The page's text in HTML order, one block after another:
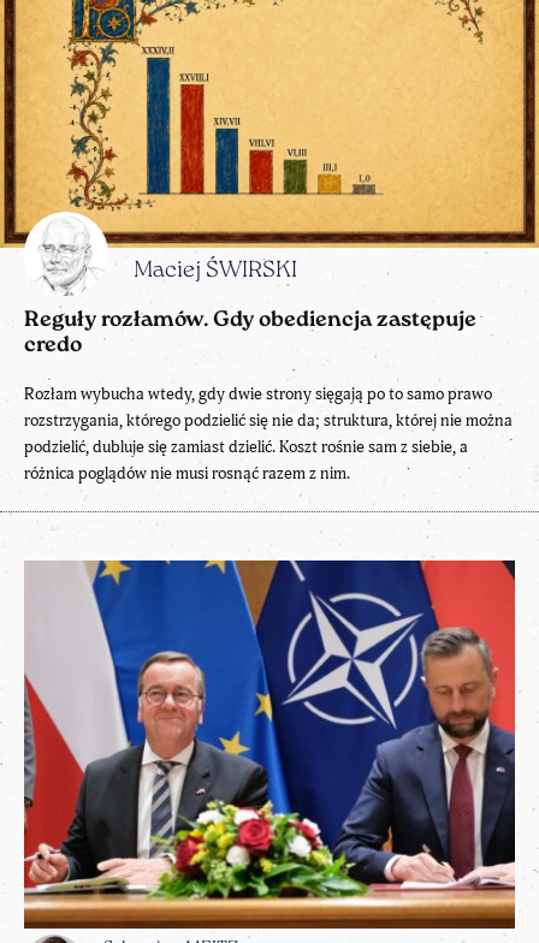
Maciej ŚWIRSKI
Reguły rozłamów. Gdy obediencja zastępuje
credo
Rozłam wybucha wtedy, gdy dwie strony sięgają po to samo prawo
rozstrzygania, którego podzielić się nie da; struktura, której nie można
podzielić, dubluje się zamiast dzielić. Koszt rośnie sam z siebie, a
różnica poglądów nie musi rosnąć razem z nim.